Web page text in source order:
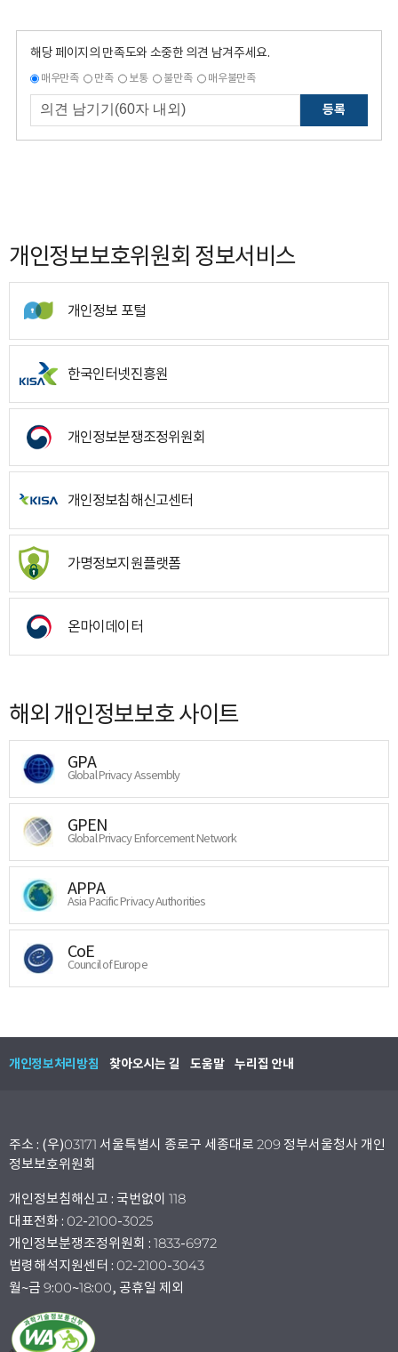
해당 페이지의 만족도와 소중한 의견 남겨주세요.
매우만족 만족 보통 불만족 매우불만족
등록
개인정보보호위원회 정보서비스
개인정보 포털
한국인터넷진흥원
개인정보분쟁조정위원회
개인정보침해신고센터
가명정보지원플랫폼
온마이데이터
해외 개인정보보호 사이트
GPA
Global Privacy Assembly
GPEN
Global Privacy Enforcement Network
APPA
Asia Pacific Privacy Authorities
CoE
Council of Europe
개인정보처리방침 찾아오시는 길 도움말 누리집 안내
주소 : (우)03171 서울특별시 종로구 세종대로 209 정부서울청사 개인
정보보호위원회
개인정보침해신고 : 국번없이 118
대표전화 : 02-2100-3025
개인정보분쟁조정위원회 : 1833-6972
법령해석지원센터 : 02-2100-3043
월~금 9:00~18:00, 공휴일 제외